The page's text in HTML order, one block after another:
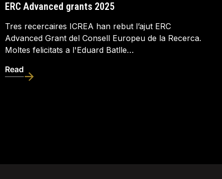
ERC Advanced grants 2025
Tres recercaires ICREA han rebut l’ajut ERC
Advanced Grant del Consell Europeu de la Recerca.
Moltes felicitats a l'Eduard Batlle…
Read